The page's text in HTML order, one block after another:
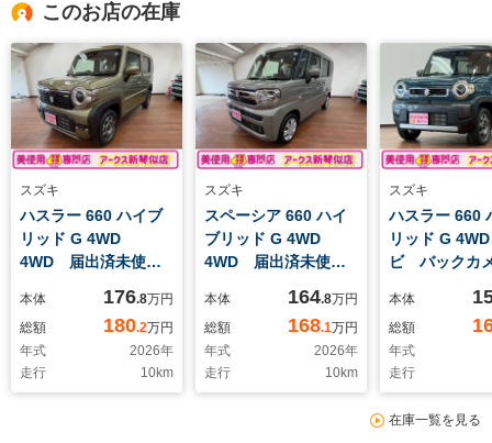
このお店の在庫
スズキ
ハスラー 660 ハイブ
リッド G 4WD
4WD 届出済未使用
シートヒーター ス
マートキー プッシュ
エンジンスタート
LEDヘッドライト 衝
突被害軽減 横滑防
本体 176.8万円
総額
180.2万円
年式
2026年
走行
10km
スズキ
スペーシア 660 ハイ
ブリッド G 4WD
4WD 届出済未使用
ト アイドリングスト
ップ オートエアコ
ン オートライト シ
ートヒーター LEDヘ
ッドライト 横滑防
本体 164.8万円
総額
168.1万円
年式
2026年
走行
10km
スズキ
ハスラー 660
リッド G
ビ バック
スズキセーフ
ート クルー
ロール プッ
ート スマー
LEDヘッドラ
滑防止 アイ
本体
総額
年式
走行
在庫一覧を見る